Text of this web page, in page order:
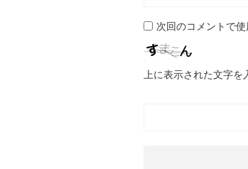
次回のコメントで
上に表示された文字を